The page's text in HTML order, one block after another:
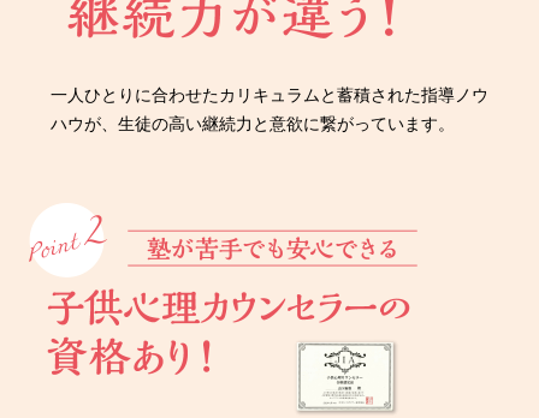
一人ひとりに合わせたカリキュラムと蓄積された指導ノウ
ハウが、生徒の高い継続力と意欲に繋がっています。